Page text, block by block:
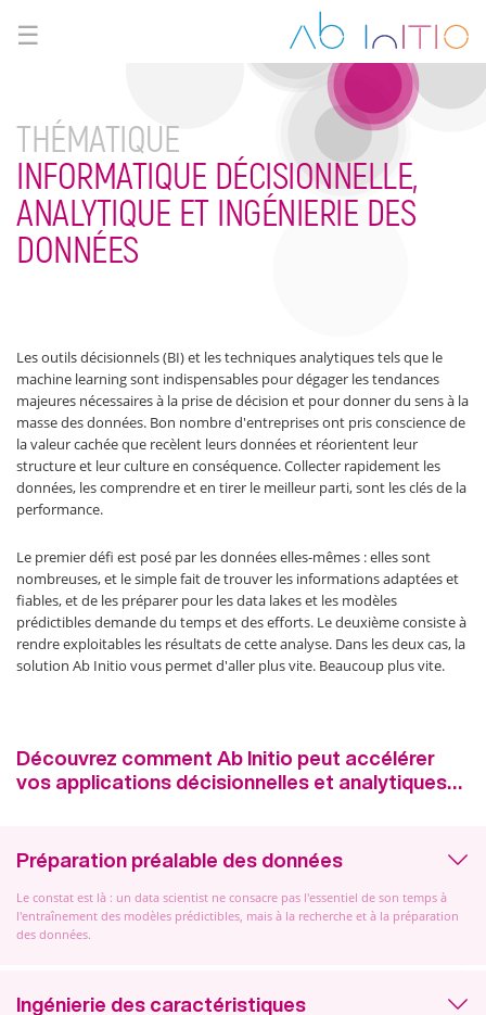
☰
THÉMATIQUE
INFORMATIQUE DÉCISIONNELLE,
ANALYTIQUE ET INGÉNIERIE DES
DONNÉES
Les outils décisionnels (BI) et les techniques analytiques tels que le
machine learning sont indispensables pour dégager les tendances
majeures nécessaires à la prise de décision et pour donner du sens à la
masse des données. Bon nombre d'entreprises ont pris conscience de
la valeur cachée que recèlent leurs données et réorientent leur
structure et leur culture en conséquence. Collecter rapidement les
données, les comprendre et en tirer le meilleur parti, sont les clés de la
performance.
Le premier défi est posé par les données elles-mêmes : elles sont
nombreuses, et le simple fait de trouver les informations adaptées et
fiables, et de les préparer pour les data lakes et les modèles
prédictibles demande du temps et des efforts. Le deuxième consiste à
rendre exploitables les résultats de cette analyse. Dans les deux cas, la
solution Ab Initio vous permet d'aller plus vite. Beaucoup plus vite.
Découvrez comment Ab Initio peut accélérer
vos applications décisionnelles et analytiques…
Préparation préalable des données
Le constat est là : un data scientist ne consacre pas l'essentiel de son temps à
l'entraînement des modèles prédictibles, mais à la recherche et à la préparation
des données.
Ingénierie des caractéristiques